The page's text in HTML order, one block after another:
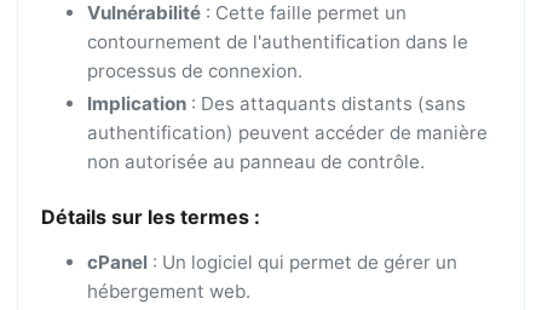
Vulnérabilité: Cette faille permet un
contournement de l'authentification dans le
processus de connexion.
Implication: Des attaquants distants (sans
authentification) peuvent accéder de manière
non autorisée au panneau de contrôle.
Détails sur les termes :
cPanel: Un logiciel qui permet de gérer un
hébergement web.